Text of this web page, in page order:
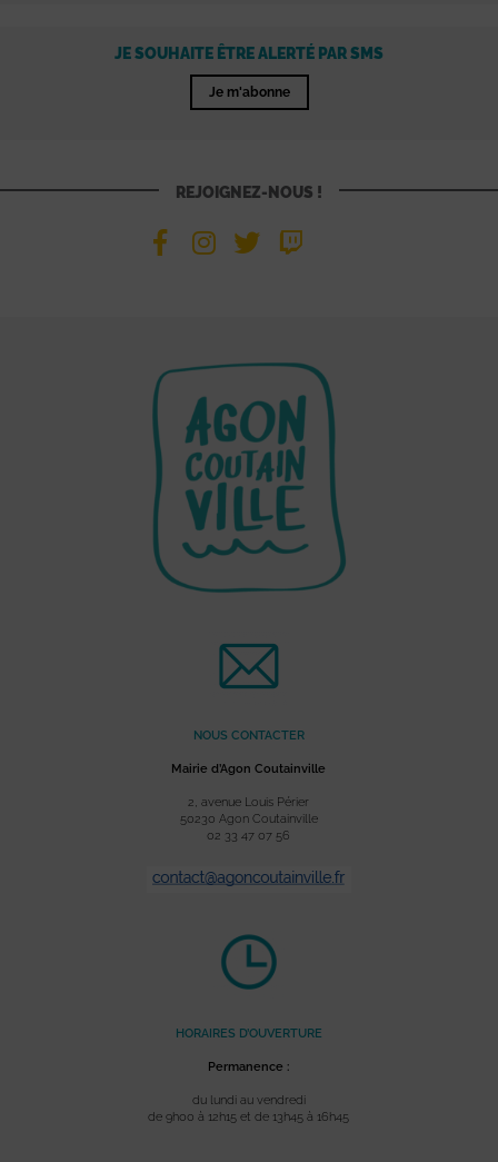
JE SOUHAITE ÊTRE ALERTÉ PAR SMS
Je m'abonne
REJOIGNEZ-NOUS !
NOUS CONTACTER
Mairie d’Agon Coutainville
2, avenue Louis Périer
50230 Agon Coutainville
02 33 47 07 56
HORAIRES D’OUVERTURE
Permanence :
du lundi au vendredi
de 9h00 à 12h15 et de 13h45 à 16h45